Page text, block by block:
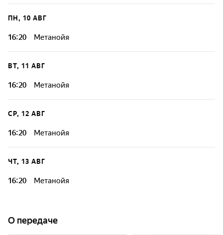
ПН, 10 АВГ
16:20 Метанойя
ВТ, 11 АВГ
16:20 Метанойя
СР, 12 АВГ
16:20 Метанойя
ЧТ, 13 АВГ
16:20 Метанойя
О передаче